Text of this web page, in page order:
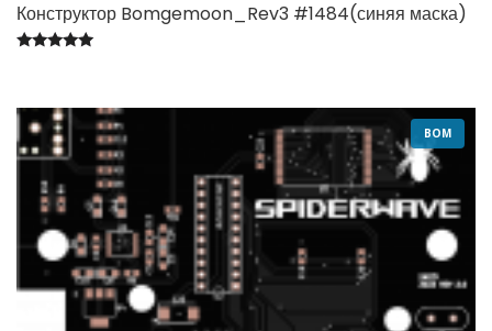
Конструктор Bomgemoon_Rev3 #1484(синяя маска)
BOM